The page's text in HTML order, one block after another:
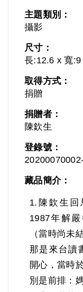
主題類別：
攝影
尺寸：
長:12.6 x 寬
取得方式：
捐贈
捐贈者：
陳欽生
登錄號：
藏品簡介：
1.陳欽生回
1987年解
（當時尚未
那是來台讀
開心，當時
別是前排：